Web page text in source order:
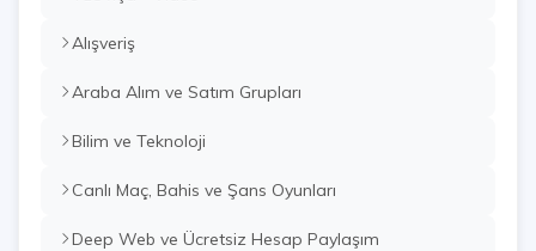
Alışveriş
Araba Alım ve Satım Grupları
Bilim ve Teknoloji
Canlı Maç, Bahis ve Şans Oyunları
Deep Web ve Ücretsiz Hesap Paylaşım